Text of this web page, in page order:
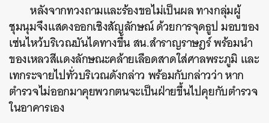
หลังจากทวงถามและร้องขอไม่เป็นผล ทางกลุ่มผู้
ชุมนุมจึงแสดงออกเชิงสัญลักษณ์ ด้วยการจุดธูป มอบของ
เซ่นไหว้บริเวณบันไดทางขึ้น สน.สำราญราษฎร์ พร้อมนำ
ของเหลวสีแดงลักษณะคล้ายเลือดสาดใส่ศาลพระภูมิ และ
เทกระจายไปทั่วบริเวณดังกล่าว พร้อมกับกล่าวว่า หาก
ตำรวจไม่ออกมาคุยพวกตนจะเป็นฝ่ายขึ้นไปคุยกับตำรวจ
ในอาคารเอง